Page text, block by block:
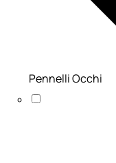
Pennelli Occhi